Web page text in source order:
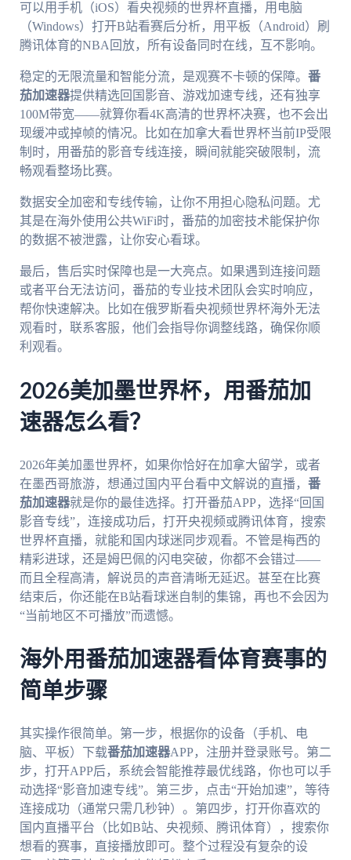
可以用手机（iOS）看央视频的世界杯直播，用电脑
（Windows）打开B站看赛后分析，用平板（Android）刷
腾讯体育的NBA回放，所有设备同时在线，互不影响。
稳定的无限流量和智能分流，是观赛不卡顿的保障。 番
茄加速器提供精选回国影音、游戏加速专线，还有独享
100M带宽——就算你看4K高清的世界杯决赛，也不会出
现缓冲或掉帧的情况。比如在加拿大看世界杯当前IP受限
制时，用番茄的影音专线连接，瞬间就能突破限制，流
畅观看整场比赛。
数据安全加密和专线传输，让你不用担心隐私问题。尤
其是在海外使用公共WiFi时，番茄的加密技术能保护你
的数据不被泄露，让你安心看球。
最后，售后实时保障也是一大亮点。如果遇到连接问题
或者平台无法访问，番茄的专业技术团队会实时响应，
帮你快速解决。比如在俄罗斯看央视频世界杯海外无法
观看时，联系客服，他们会指导你调整线路，确保你顺
利观看。
2026美加墨世界杯，用番茄加
速器怎么看？
2026年美加墨世界杯，如果你恰好在加拿大留学，或者
在墨西哥旅游，想通过国内平台看中文解说的直播， 番
茄加速器就是你的最佳选择。打开番茄APP，选择“回国
影音专线”，连接成功后，打开央视频或腾讯体育，搜索
世界杯直播，就能和国内球迷同步观看。不管是梅西的
精彩进球，还是姆巴佩的闪电突破，你都不会错过——
而且全程高清，解说员的声音清晰无延迟。甚至在比赛
结束后，你还能在B站看球迷自制的集锦，再也不会因为
“当前地区不可播放”而遗憾。
海外用番茄加速器看体育赛事的
简单步骤
其实操作很简单。第一步，根据你的设备（手机、电
脑、平板）下载番茄加速器APP，注册并登录账号。第二
步，打开APP后，系统会智能推荐最优线路，你也可以手
动选择“影音加速专线”。第三步，点击“开始加速”，等待
连接成功（通常只需几秒钟）。第四步，打开你喜欢的
国内直播平台（比如B站、央视频、腾讯体育），搜索你
想看的赛事，直接播放即可。整个过程没有复杂的设